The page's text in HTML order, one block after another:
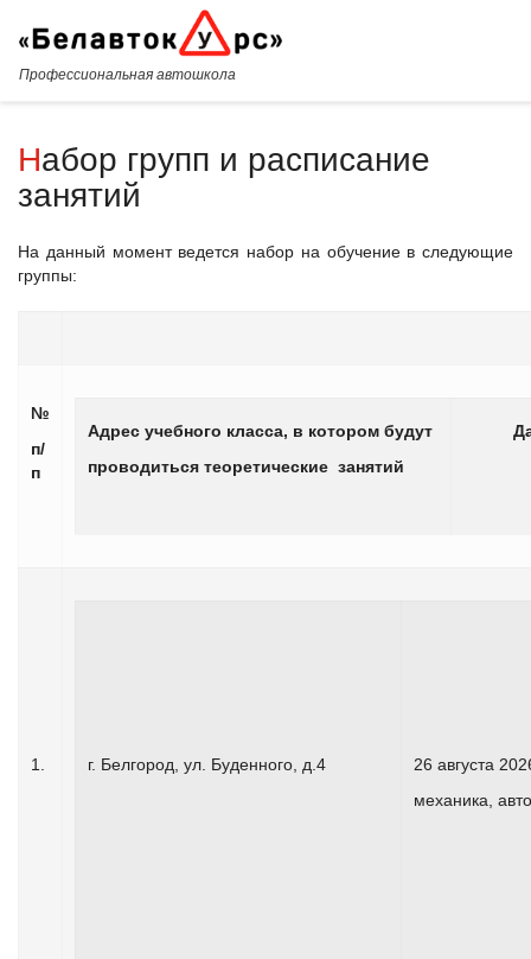
Профессиональная автошкола
Набор групп и расписание
занятий
На данный момент ведется набор на обучение в следующие
группы:
№
п/
п
Адрес учебного класса, в котором будут
проводиться теоретические занятий
Д
1. г. Белгород, ул. Буденного, д.4
26 августа
механика,